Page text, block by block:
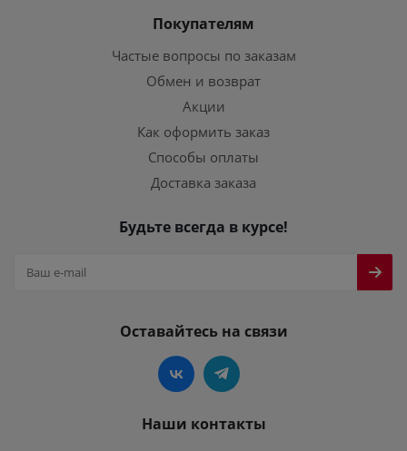
Покупателям
Частые вопросы по заказам
Обмен и возврат
Акции
Как оформить заказ
Способы оплаты
Доставка заказа
Будьте всегда в курсе!
Оставайтесь на связи
Наши контакты